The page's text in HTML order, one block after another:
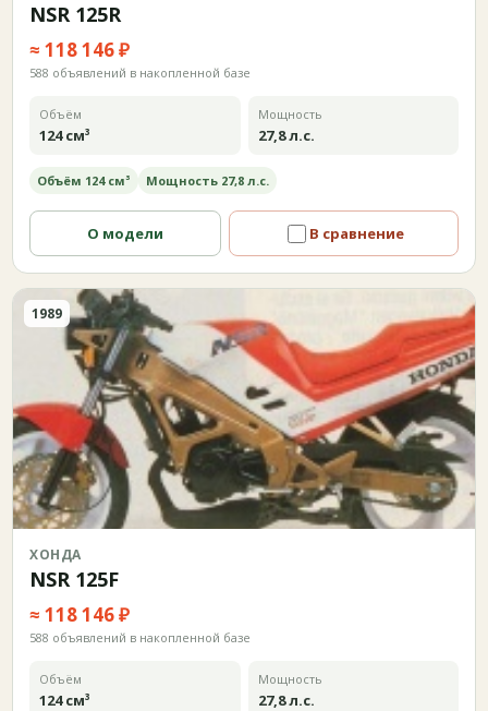
NSR 125R
≈ 118 146 ₽
588 объявлений в накопленной базе
Объём
124 см³
Мощность
27,8 л.с.
Объём 124 см³ Мощность 27,8 л.с.
О модели В сравнение
1989
ХОНДА
NSR 125F
≈ 118 146 ₽
588 объявлений в накопленной базе
Объём
124 см³
Мощность
27,8 л.с.